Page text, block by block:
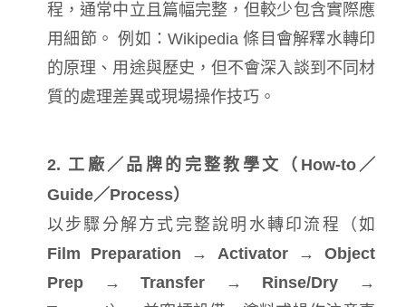
程，通常中立且篇幅完整，但較少包含實際應
用細節。 例如：Wikipedia 條目會解釋水轉印
的原理、用途與歷史，但不會深入談到不同材
質的處理差異或現場操作技巧。
2. 工廠／品牌的完整教學文（How‑to／
Guide／Process）
以步驟分解方式完整說明水轉印流程（如
Film Preparation → Activator → Object
Prep → Transfer → Rinse/Dry →